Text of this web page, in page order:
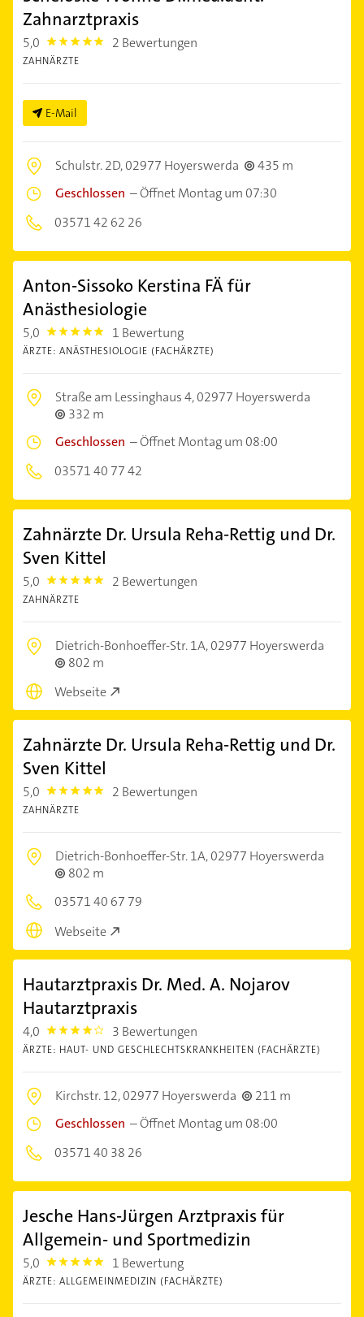
Zahnarztpraxis
5,0 5.0 2 Bewertungen
ZAHNÄRZTE
E-Mail
Schulstr. 2D,02977 Hoyerswerda
435 m
Geschlossen –Öffnet Montag um 07:30
03571 42 62 26
Anton-Sissoko Kerstina FÄ für
Anästhesiologie
5,0 5.0 1 Bewertung
ÄRZTE: ANÄSTHESIOLOGIE (FACHÄRZTE)
Straße am Lessinghaus 4,02977 Hoyerswerda
332 m
Geschlossen –Öffnet Montag um 08:00
03571 40 77 42
Zahnärzte Dr. Ursula Reha-Rettig und Dr.
Sven Kittel
5,0 5.0 2 Bewertungen
ZAHNÄRZTE
Dietrich-Bonhoeffer-Str. 1A,02977 Hoyerswerda
802 m
Webseite
Zahnärzte Dr. Ursula Reha-Rettig und Dr.
Sven Kittel
5,0 5.0 2 Bewertungen
ZAHNÄRZTE
Dietrich-Bonhoeffer-Str. 1A,02977 Hoyerswerda
802 m
03571 40 67 79
Webseite
Hautarztpraxis Dr. Med. A. Nojarov
Hautarztpraxis
4,0 4.0 3 Bewertungen
ÄRZTE: HAUT- UND GESCHLECHTSKRANKHEITEN (FACHÄRZTE)
Kirchstr. 12,02977 Hoyerswerda
211 m
Geschlossen –Öffnet Montag um 08:00
03571 40 38 26
Jesche Hans-Jürgen Arztpraxis für
Allgemein- und Sportmedizin
5,0 5.0 1 Bewertung
ÄRZTE: ALLGEMEINMEDIZIN (FACHÄRZTE)